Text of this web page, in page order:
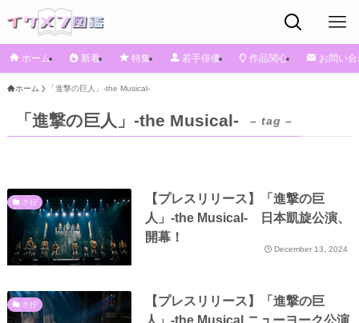
ホーム 新着 特集 若手俳優 作品関心 お問い
ホーム 「進撃の巨人」-the Musical-
「進撃の巨人」-the Musical- – tag –
さ行
【プレスリリース】「進撃の巨
人」-the Musical- 日本凱旋公演、
開幕！
December 13, 2024
さ行
【プレスリリース】「進撃の巨
人」-the Musical ニューヨーク公演